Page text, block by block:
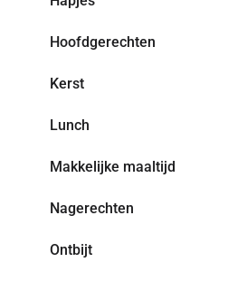
Hoofdgerechten
Kerst
Lunch
Makkelijke maaltijd
Nagerechten
Ontbijt